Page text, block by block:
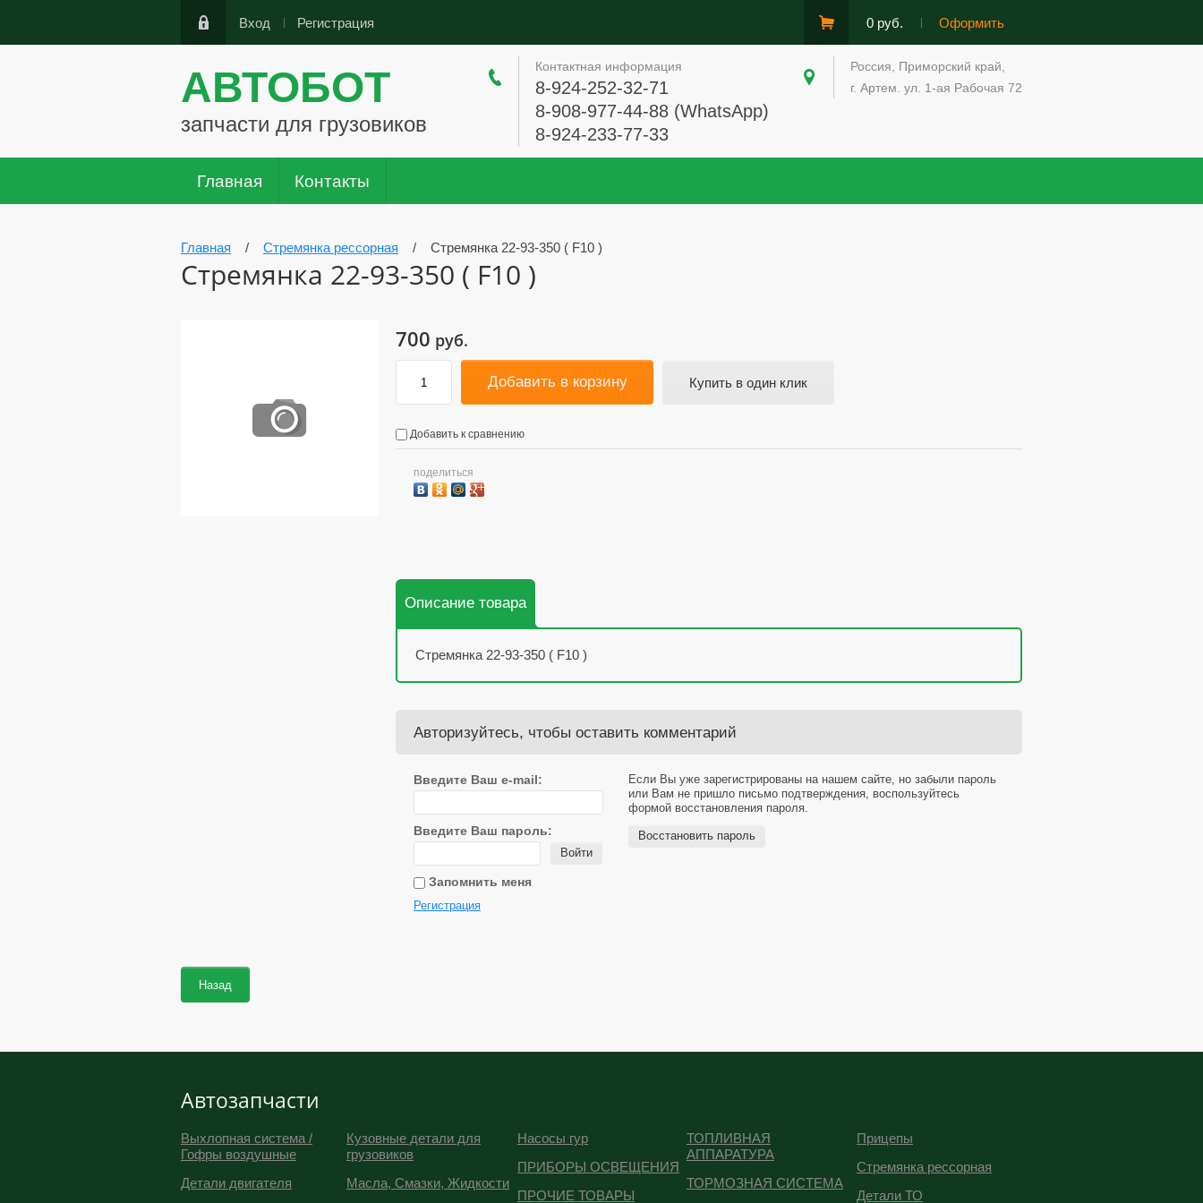
Вход Регистрация 0 руб. Оформить
АВТОБОТ
запчасти для грузовиков
Контактная информация
8-924-252-32-71
8-908-977-44-88 (WhatsApp)
8-924-233-77-33
Россия, Приморский край,
г. Артем. ул. 1-ая Рабочая 72
Главная Контакты
Главная / Стремянка рессорная / Стремянка 22-93-350 ( F10 )
Стремянка 22-93-350 ( F10 )
700 руб.
Добавить в корзину Купить в один клик
Добавить к сравнению
поделиться
Описание товара
Стремянка 22-93-350 ( F10 )
Авторизуйтесь, чтобы оставить комментарий
Введите Ваш e-mail:
Введите Ваш пароль:
Войти
Запомнить меня
Регистрация
Если Вы уже зарегистрированы на нашем сайте, но забыли пароль
или Вам не пришло письмо подтверждения, воспользуйтесь
формой восстановления пароля.
Восстановить пароль
Назад
Автозапчасти
Выхлопная система /
Гофры воздушные
Детали двигателя
Кузовные детали для
грузовиков
Масла, Смазки, Жидкости
Насосы гур
ПРИБОРЫ ОСВЕЩЕНИЯ
ПРОЧИЕ ТОВАРЫ
ТОПЛИВНАЯ
АППАРАТУРА
ТОРМОЗНАЯ СИСТЕМА
Прицепы
Стремянка рессорная
Детали ТО